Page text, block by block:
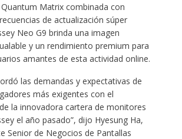
Matrix combinada con
de actualización súper
Neo G9 brinda una imagen
y un rendimiento premium para
amantes de esta actividad online.
las demandas y expectativas de
más exigentes con el
la innovadora cartera de monitores
el año pasado”, dijo Hyesung Ha,
Senior de Negocios de Pantallas